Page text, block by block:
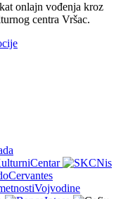
onlajn vođenja kroz
centra Vršac.